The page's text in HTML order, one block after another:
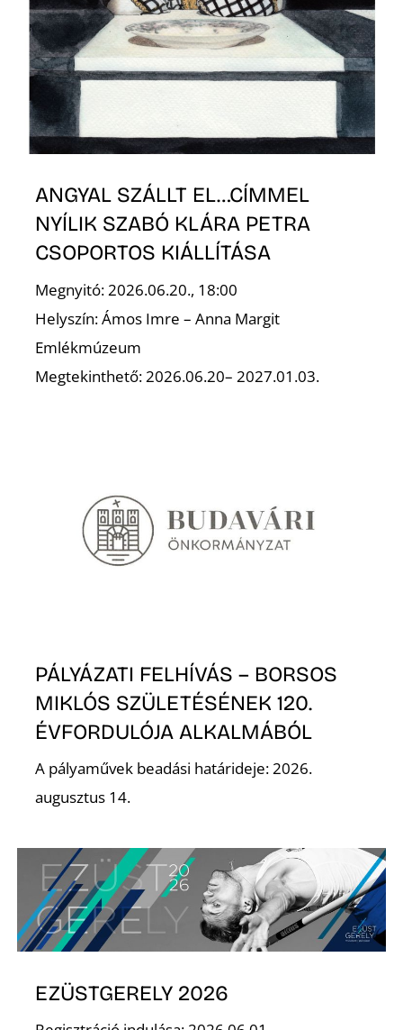
ANGYAL SZÁLLT EL…CÍMMEL
NYÍLIK SZABÓ KLÁRA PETRA
CSOPORTOS KIÁLLÍTÁSA
Megnyitó: 2026.06.20., 18:00
Helyszín: Ámos Imre – Anna Margit
Emlékmúzeum
Megtekinthető: 2026.06.20– 2027.01.03.
PÁLYÁZATI FELHÍVÁS – BORSOS
MIKLÓS SZÜLETÉSÉNEK 120.
ÉVFORDULÓJA ALKALMÁBÓL
A pályaművek beadási határideje: 2026.
augusztus 14.
EZÜSTGERELY 2026